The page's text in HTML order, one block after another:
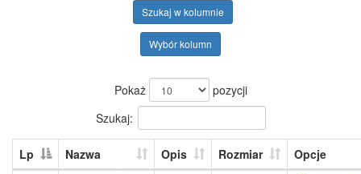
Szukaj w kolumnie
Wybór kolumn
Pokaż
pozycji
Szukaj:
Lp Nazwa Opis Rozmiar
Opcje